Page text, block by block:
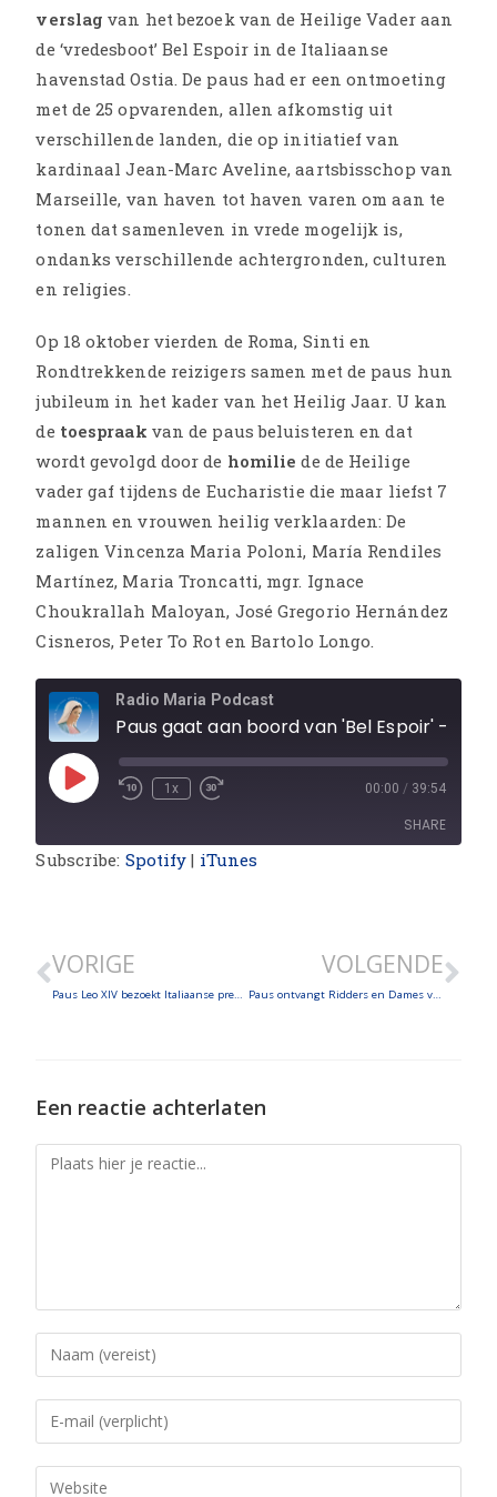
verslag van het bezoek van de Heilige Vader aan
de ‘vredesboot’ Bel Espoir in de Italiaanse
havenstad Ostia. De paus had er een ontmoeting
met de 25 opvarenden, allen afkomstig uit
verschillende landen, die op initiatief van
kardinaal Jean-Marc Aveline, aartsbisschop van
Marseille, van haven tot haven varen om aan te
tonen dat samenleven in vrede mogelijk is,
ondanks verschillende achtergronden, culturen
en religies.
Op 18 oktober vierden de Roma, Sinti en
Rondtrekkende reizigers samen met de paus hun
jubileum in het kader van het Heilig Jaar. U kan
de toespraak van de paus beluisteren en dat
wordt gevolgd door de homilie de de Heilige
vader gaf tijdens de Eucharistie die maar liefst 7
mannen en vrouwen heilig verklaarden: De
zaligen Vincenza Maria Poloni, María Rendiles
Martínez, Maria Troncatti, mgr. Ignace
Choukrallah Maloyan, José Gregorio Hernández
Cisneros, Peter To Rot en Bartolo Longo.
Radio Maria Podcast
1x 00:00 / 39:54
SHARE
Subscribe: Spotify | iTunes
VORIGE VOLGENDE
Paus ontvangt Ridders en Dames van het Heilig Graf – Angelus – Generale Audiëntie 22/10 – Oecumenisch gebed met koning Charles III
Een reactie achterlaten